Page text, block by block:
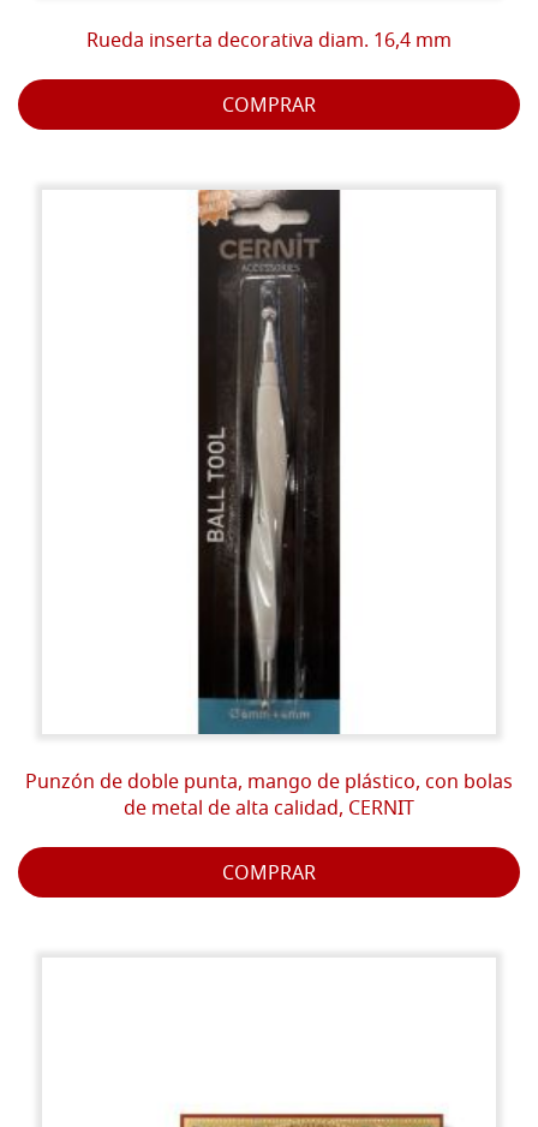
Rueda inserta decorativa diam. 16,4 mm
COMPRAR
Punzón de doble punta, mango de plástico, con bolas
de metal de alta calidad, CERNIT
COMPRAR